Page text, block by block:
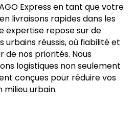
Express en tant que votre
livraisons rapides dans les
expertise repose sur de
réussis, où fiabilité et
nos priorités. Nous
logistiques non seulement
conçues pour réduire vos
milieu urbain.